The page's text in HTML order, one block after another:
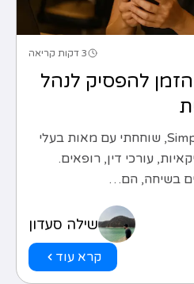
3 דקות קריאה
הזמן להפסיק לנהל
מאז שהקמתי את Simple Tor, שוחחתי עם מאות בעלי
עורכי דין, רופאים.
בשיחה, הם…
קרא עוד
שילה סעדון